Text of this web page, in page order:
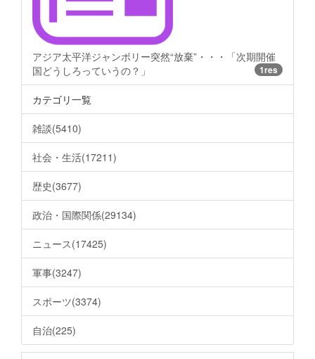
アジア太平洋ジャンボリー突然“放棄”・・・「次期開催
国どうしろっていうの？」
1res
カテゴリ一覧
雑談(5410)
社会・生活(17211)
歴史(3677)
政治・国際関係(29134)
ニュース(17425)
軍事(3247)
スポーツ(3374)
自治(225)